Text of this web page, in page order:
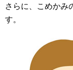
さらに、こめかみ
す。